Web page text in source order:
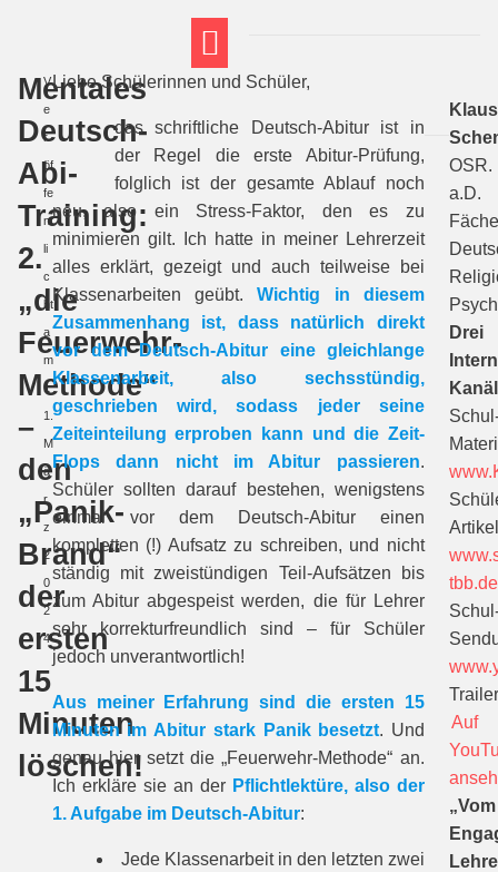
Mentales
Deutsch-
Abi-
Training:
2.
„die
Feuerwehr-
Methode“
–
den
„Panik-
Brand“
der
ersten
15
Minuten
löschen!
V
e
r
öf
fe
nt
li
c
ht
a
m
1
1.
M
ä
r
z
2
0
2
4
Liebe Schülerinnen und Schüler,
das schriftliche Deutsch-Abitur ist in
der Regel die erste Abitur-Prüfung,
folglich ist der gesamte Ablauf noch
neu, also ein Stress-Faktor, den es zu
minimieren gilt. Ich hatte in meiner Lehrerzeit
alles erklärt, gezeigt und auch teilweise bei
Klassenarbeiten geübt.Wichtig in diesem
Zusammenhang ist, dass natürlich direkt
vor dem Deutsch-Abitur eine gleichlange
Klassenarbeit, also sechsstündig,
geschrieben wird, sodass jeder seine
Zeiteinteilung erproben kann und die Zeit-
Flops dann nicht im Abitur passieren.
Schüler sollten darauf bestehen, wenigstens
einmal vor dem Deutsch-Abitur einen
kompletten (!) Aufsatz zu schreiben, und nicht
ständig mit zweistündigen Teil-Aufsätzen bis
zum Abitur abgespeist werden, die für Lehrer
sehr korrekturfreundlich sind – für Schüler
jedoch unverantwortlich!
Aus meiner Erfahrung sind die ersten 15
Minuten im Abitur stark Panik besetzt. Und
genau hier setzt die „Feuerwehr-Methode“ an.
Ich erkläre sie an der Pflichtlektüre, also der
1. Aufgabe im Deutsch-Abitur:
Jede Klassenarbeit in den letzten zwei
Klaus
OSR.
a.D.
Drei
tbb.de
Auf
„Vom